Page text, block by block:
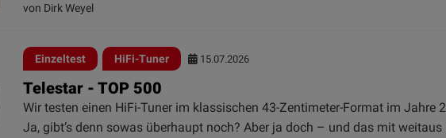
von Dirk Weyel
Einzeltest HiFi-Tuner 15.07.2026
Telestar - TOP 500
Wir testen einen HiFi-Tuner im klassischen 43-Zentimeter-Format im Jahre
Ja, gibt’s denn sowas überhaupt noch? Aber ja doch – und das mit weitaus